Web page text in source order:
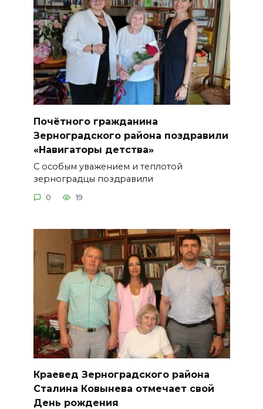
Почётного гражданина
Зерноградского района поздравили
«Навигаторы детства»
С особым уважением и теплотой
зерноградцы поздравили
0 19
Краевед Зерноградского района
Сталина Ковынева отмечает свой
День рождения